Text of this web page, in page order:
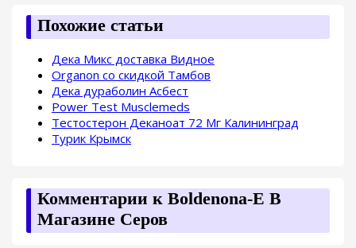
Похожие статьи
Дека Микс доставка Видное
Organon со скидкой Тамбов
Дека дураболин Асбест
Power Test Musclemeds
Тестостерон Деканоат 72 Мг Калининград
Турик Крымск
Комментарии к Boldenona-E В
Магазине Серов